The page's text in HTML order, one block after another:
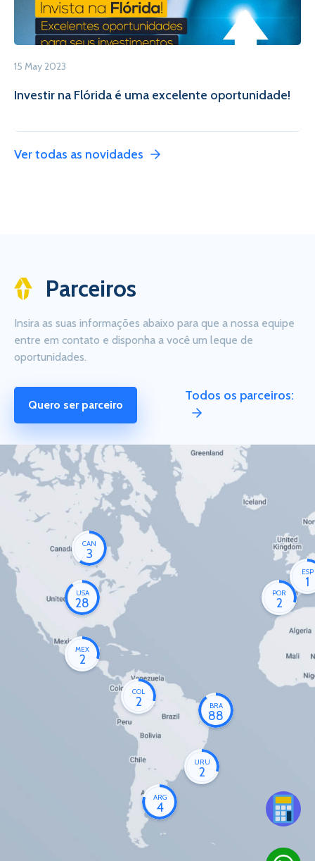
15 May 2023
Investir na Flórida é uma excelente oportunidade!
Ver todas as novidades
Parceiros
Insira as suas informações abaixo para que a nossa equipe
entre em contato e disponha a você um leque de
oportunidades.
Quero ser parceiro
Todos os parceiros:
CAN
3
USA
28
MEX
2
COL
2 BRA
88
URU
2
ARG
4
POR
2
ESP
1